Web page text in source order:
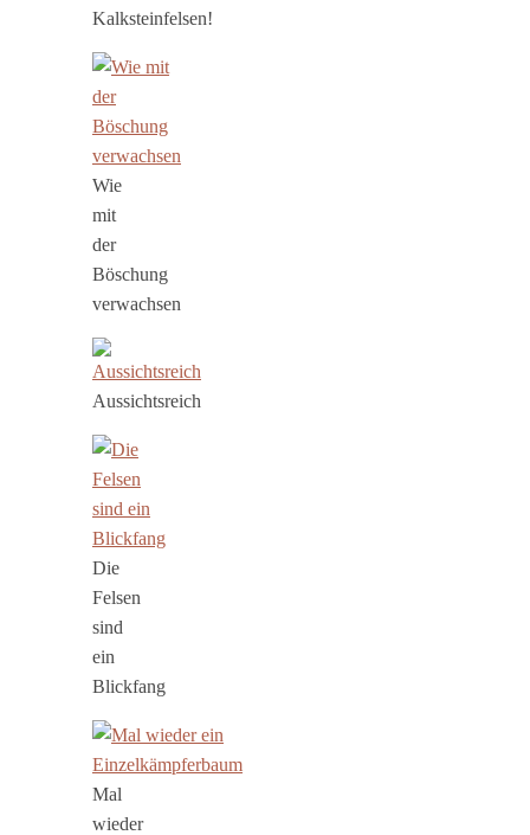
Kalksteinfelsen!
Wie
mit
der
Böschung
verwachsen
Aussichtsreich
Die
Felsen
sind
ein
Blickfang
Mal
wieder